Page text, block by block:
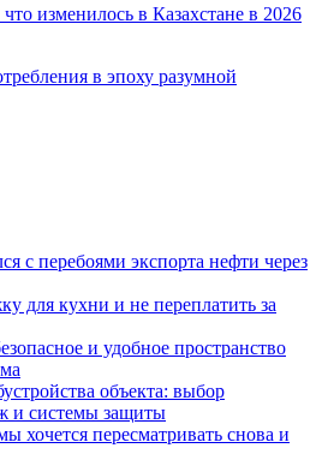
изменилось в Казахстане в 2026
в эпоху разумной
с перебоями экспорта нефти через
для кухни и не переплатить за
и удобное пространство
объекта: выбор
и системы защиты
хочется пересматривать снова и